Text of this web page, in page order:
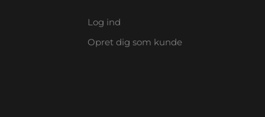
Log ind
Opret dig som kunde